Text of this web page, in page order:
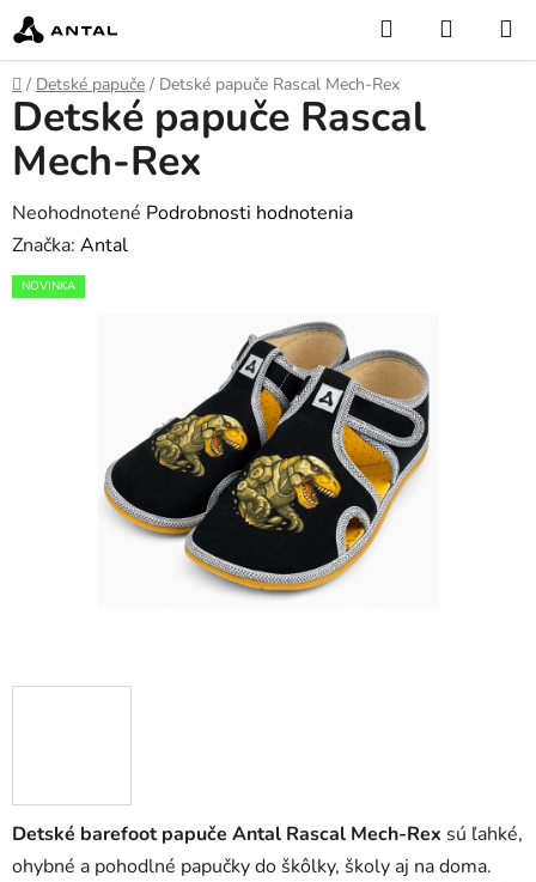
Prejsť
na
obsah
Hľadať
KOŠÍK
Domov
/ Detské papuče / Detské papuče Rascal Mech-Rex
Detské barefoot papuče Antal Rascal Mech-Rex sú ľahké,
ohybné a pohodlné papučky do škôlky, školy aj na doma.
Detské papuče Rascal
Mech-Rex
Priemerné
hodnotenie
produktu
Neohodnotené Podrobnosti hodnotenia
Značka: Antal
NOVINKA